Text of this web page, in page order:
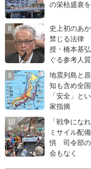
の栄枯盛衰
史上初のあ
禁じる法律
授・橋本基
ぐる参考人
地震列島と
知も含め全
「安全」と
家指摘
「戦争にな
ミサイル配
惧 司令部の
会もなく